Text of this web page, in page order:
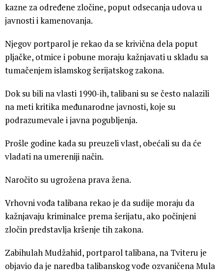
kazne za određene zločine, poput odsecanja udova u
javnosti i kamenovanja.
Njegov portparol je rekao da se krivična dela poput
pljačke, otmice i pobune moraju kažnjavati u skladu sa
tumačenjem islamskog šerijatskog zakona.
Dok su bili na vlasti 1990-ih, talibani su se često nalazili
na meti kritika međunarodne javnosti, koje su
podrazumevale i javna pogubljenja.
Prošle godine kada su preuzeli vlast, obećali su da će
vladati na umereniji način.
Naročito su ugrožena prava žena.
Vrhovni vođa talibana rekao je da sudije moraju da
kažnjavaju kriminalce prema šerijatu, ako počinjeni
zločin predstavlja kršenje tih zakona.
Zabihulah Mudžahid, portparol talibana, na Tviteru je
objavio da je naredba talibanskog vođe ozvaničena Mula